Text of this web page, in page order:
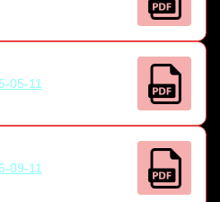
05-11
09-11